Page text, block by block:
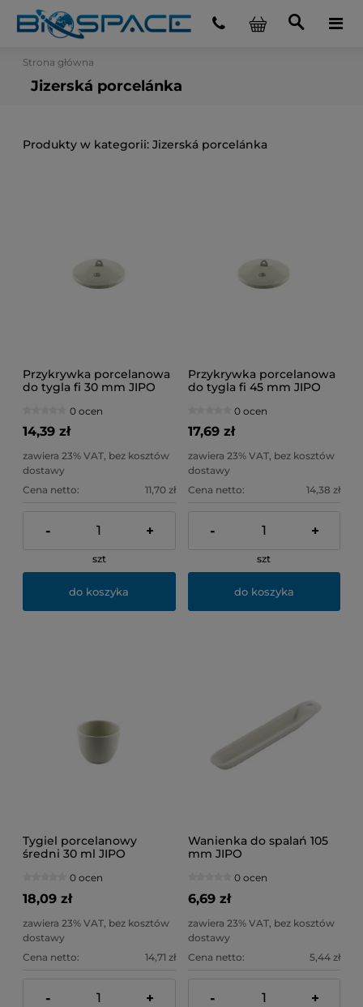
Strona główna
Jizerská porcelánka
Jizerská porcelánka
Przykrywka porcelanowa
do tygla fi 30 mm JIPO
0 ocen
14,39 zł
zawiera 23% VAT, bez kosztów
dostawy
Cena netto:
11,70 zł
- +
szt
do koszyka
Przykrywka porcelanowa
do tygla fi 45 mm JIPO
0 ocen
17,69 zł
zawiera 23% VAT, bez kosztów
dostawy
Cena netto:
14,38 zł
- +
szt
do koszyka
Tygiel porcelanowy
średni 30 ml JIPO
0 ocen
18,09 zł
zawiera 23% VAT, bez kosztów
dostawy
Cena netto:
14,71 zł
- +
Wanienka do spalań 105
mm JIPO
0 ocen
6,69 zł
zawiera 23% VAT, bez kosztów
dostawy
Cena netto:
5,44 zł
- +